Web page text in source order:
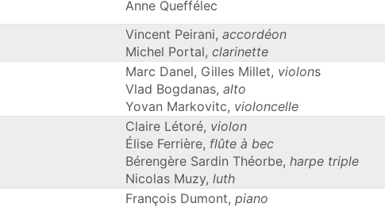
Anne Queffélec
Vincent Peirani, accordéon
Michel Portal, clarinette
Marc Danel, Gilles Millet, violons
Vlad Bogdanas, alto
Yovan Markovitc, violoncelle
Claire Létoré, violon
Élise Ferrière, flûte à bec
Bérengère Sardin Théorbe, harpe triple
Nicolas Muzy, luth
François Dumont, piano